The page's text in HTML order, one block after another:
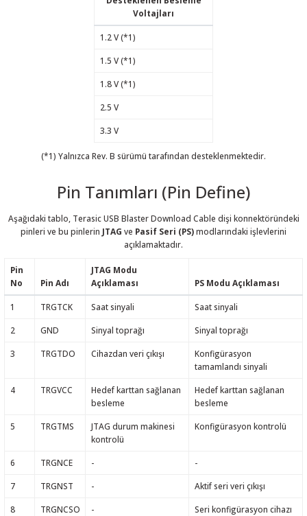
Voltajları
1.2 V (*1)
1.5 V (*1)
1.8 V (*1)
2.5 V
3.3 V
(*1) Yalnızca Rev. B sürümü tarafından desteklenmektedir.
Pin Tanımları (Pin Define)
Aşağıdaki tablo, Terasic USB Blaster Download Cable dişi konnektöründeki
pinleri ve bu pinlerin JTAG ve Pasif Seri (PS)modlarındaki işlevlerini
açıklamaktadır.
Pin
No
Pin Adı
JTAG Modu
Açıklaması
PS Modu Açıklaması
1 TRGTCK Saat sinyali Saat sinyali
2 GND Sinyal toprağı Sinyal toprağı
3 TRGTDO Cihazdan veri çıkışı
Konfigürasyon
tamamlandı sinyali
4 TRGVCC
Hedef karttan sağlanan
besleme
Hedef karttan sağlanan
besleme
5 TRGTMS
JTAG durum makinesi
kontrolü
Konfigürasyon kontrolü
6 TRGNCE - -
7 TRGNST - Aktif seri veri çıkışı
8 TRGNCSO -
Seri konfigürasyon cihazı